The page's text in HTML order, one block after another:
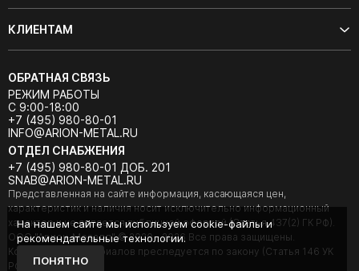
КЛИЕНТАМ
ОБРАТНАЯ СВЯЗЬ
РЕЖИМ РАБОТЫ
С 9:00-18:00
+7 (495) 980-80-01
INFO@ARION-METAL.RU
ОТДЕЛ СНАБЖЕНИЯ
+7 (495) 980-80-01 ДОБ. 201
SNAB@ARION-METAL.RU
Представленная на сайте информация, касающаяся цен,
характеристик и наличия носит исключительно информационный
характер и не является публичной офертой (Статья 437(2) ГК РФ).
ООО "Арион-Металл" © 2020 - 2026 Все права защищены.
Копирование материалов преследуется по закону (Статья 146 УК
РФ).
На нашем сайте мы используем cookie-файлы и
рекомендательные технологии.
ПОНЯТНО